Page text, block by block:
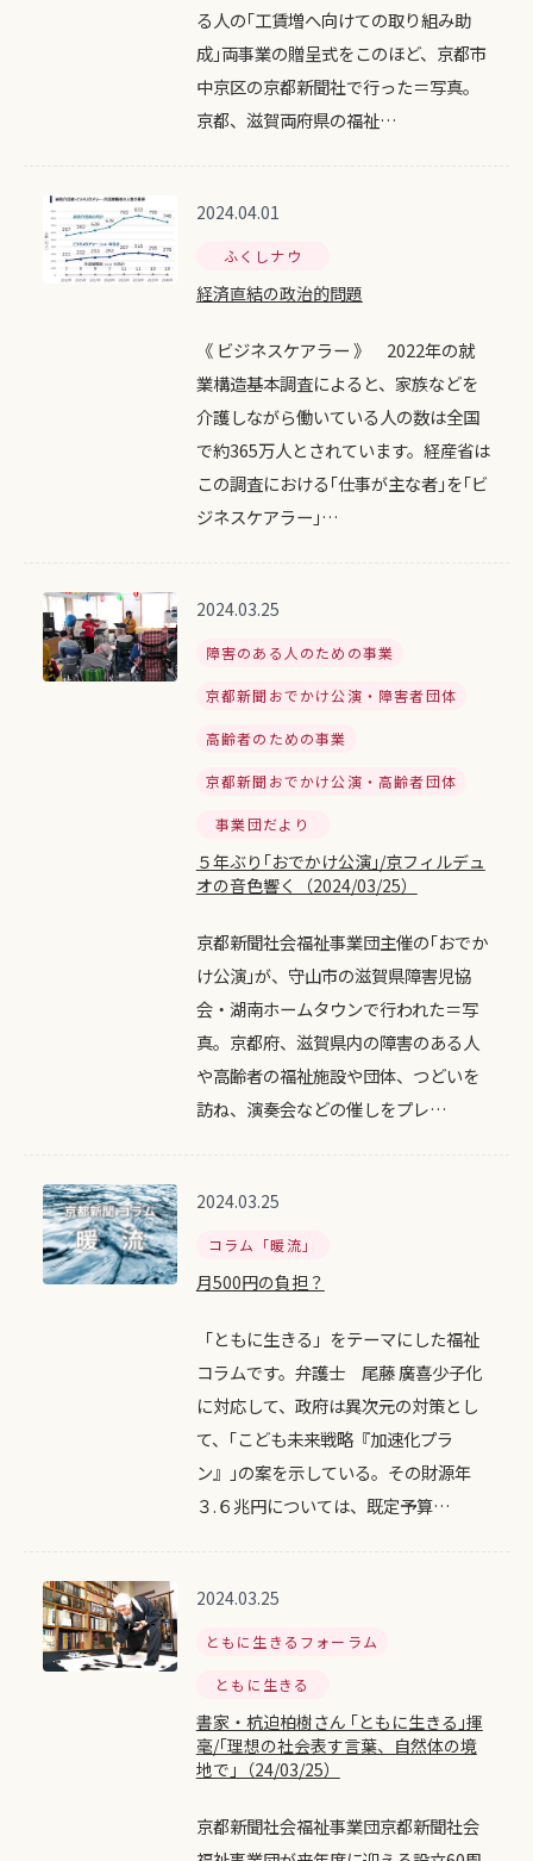
る人の｢工賃増へ向けての取り組み助
成｣両事業の贈呈式をこのほど、京都市
中京区の京都新聞社で行った＝写真。
京都、滋賀両府県の福祉…
2024.04.01
ふくしナウ
経済直結の政治的問題
《 ビジネスケアラー 》 2022年の就
業構造基本調査によると、家族などを
介護しながら働いている人の数は全国
で約365万人とされています。経産省は
この調査における｢仕事が主な者｣を｢ビ
ジネスケアラー｣…
2024.03.25
障害のある人のための事業
京都新聞おでかけ公演・障害者団体
高齢者のための事業
京都新聞おでかけ公演・高齢者団体
事業団だより
５年ぶり｢おでかけ公演｣/京フィルデュ
オの音色響く（2024/03/25）
京都新聞社会福祉事業団主催の｢おでか
け公演｣が、守山市の滋賀県障害児協
会・湖南ホームタウンで行われた＝写
真。京都府、滋賀県内の障害のある人
や高齢者の福祉施設や団体、つどいを
訪ね、演奏会などの催しをプレ…
2024.03.25
コラム「暖流」
月500円の負担？
「ともに生きる」をテーマにした福祉
コラムです。弁護士 尾藤 廣喜少子化
に対応して、政府は異次元の対策とし
て、｢こども未来戦略『加速化プラ
ン』｣の案を示している。その財源年
３.６兆円については、既定予算…
2024.03.25
ともに生きるフォーラム
ともに生きる
書家・杭迫柏樹さん ｢ともに生きる｣揮
毫/｢理想の社会表す言葉、自然体の境
地で｣（24/03/25）
京都新聞社会福祉事業団京都新聞社会